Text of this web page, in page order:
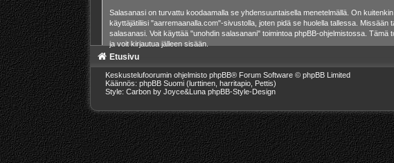
Salasanasi on turvattu koodaamalla se yhdensuuntaisella menetelmällä. On
käyttäjätiliisi "aarremaanalla.com"-sivustolla, joten pidä se huolella tallessa.
salasanasi. Voit käyttää "unohdin salasanani" toimintoa phpBB-ohjelmistossa.
ja voit kirjautua jälleen sisään.
Etusivu
Keskustelufoorumin ohjelmisto phpBB® Forum Software © phpBB Limited
Käännös: phpBB Suomi (lurttinen, harritapio, Pettis)
Style: Carbon by Joyce&Luna phpBB-Style-Design